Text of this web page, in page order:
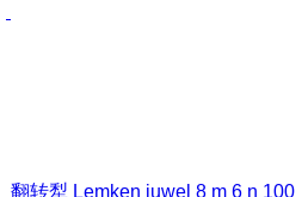
翻转犁 Lemken juwel 8 m 6 n 100